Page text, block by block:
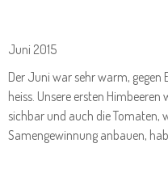
Juni 2015
Der Juni war sehr warm, gegen
heiss. Unsere ersten
sichbar und auch die Tomaten,
Samengewinnung anbauen,